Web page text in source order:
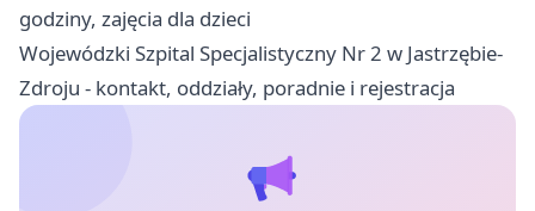
godziny, zajęcia dla dzieci
Wojewódzki Szpital Specjalistyczny Nr 2 w Jastrzębie-
Zdroju - kontakt, oddziały, poradnie i rejestracja